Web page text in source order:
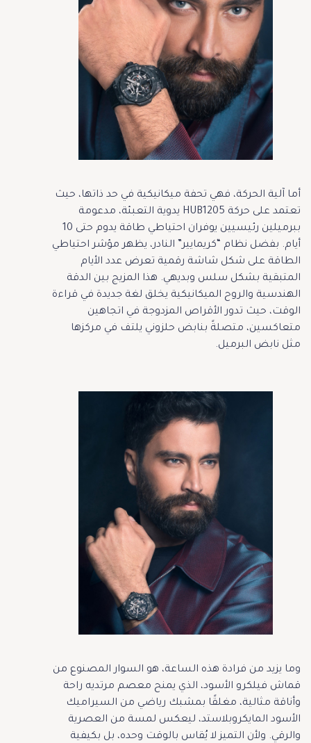
أما آلية الحركة، فهي تحفة ميكانيكية في حد ذاتها، حيث
تعتمد على حركة HUB1205 يدوية التعبئة، مدعومة
ببرميلين رئيسيين يوفران احتياطي طاقة يدوم حتى 10
أيام. بفضل نظام “كريمايير” النادر، يظهر مؤشر احتياطي
الطاقة على شكل شاشة رقمية تعرض عدد الأيام
المتبقية بشكل سلس وبديهي. هذا المزيج بين الدقة
الهندسية والروح الميكانيكية يخلق لغة جديدة في قراءة
الوقت، حيث تدور الأقراص المزدوجة في اتجاهين
متعاكسين، متصلةً بنابض حلزوني يلتف في مركزها
مثل نابض البرميل.
وما يزيد من فرادة هذه الساعة، هو السوار المصنوع من
قماش فيلكرو الأسود، الذي يمنح معصم مرتديه راحة
وأناقة مثالية، مغلقًا بمشبك رياضي من السيراميك
الأسود المايكروبلاستد، ليعكس لمسة من العصرية
والرقي. ولأن التميز لا يُقاس بالوقت وحده، بل بكيفية